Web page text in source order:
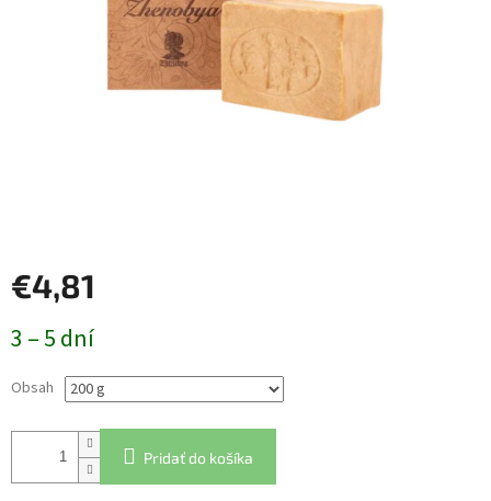
€4,81
cena:
3 – 5 dní
Obsah
Pridať do košíka